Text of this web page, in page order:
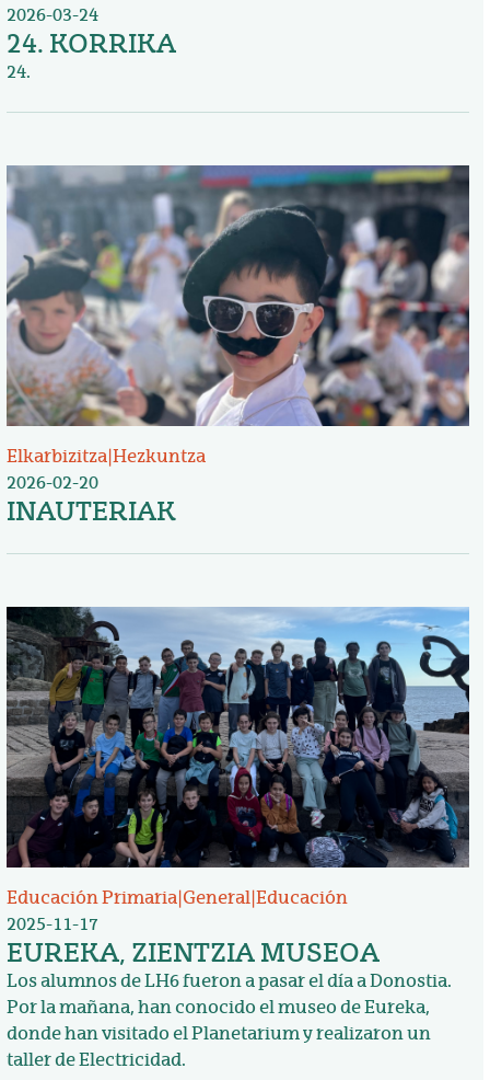
2026-03-24
24. KORRIKA
24.
Irudia
Elkarbizitza|Hezkuntza
2026-02-20
INAUTERIAK
Irudia
Educación Primaria| General| Educación
2025-11-17
EUREKA, ZIENTZIA MUSEOA
Los alumnos de LH6 fueron a pasar el día a Donostia.
Por la mañana, han conocido el museo de Eureka,
donde han visitado el Planetarium y realizaron un
taller de Electricidad.